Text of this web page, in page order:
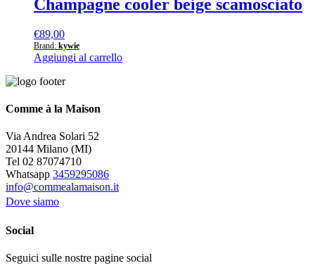
Champagne cooler beige scamosciato
€89,00
Brand: kywie
Aggiungi al carrello
Comme à la Maison
Via Andrea Solari 52
20144 Milano (MI)
Tel 02 87074710
Whatsapp 3459295086
info@commealamaison.it
Dove siamo
Social
Seguici sulle nostre pagine social